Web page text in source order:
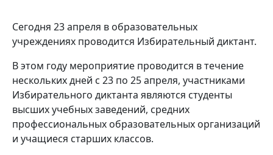
Сегодня 23 апреля в образовательных
учреждениях проводится Избирательный диктант.
В этом году мероприятие проводится в течение
нескольких дней с 23 по 25 апреля, участниками
Избирательного диктанта являются студенты
высших учебных заведений, средних
профессиональных образовательных организаций
и учащиеся старших классов.